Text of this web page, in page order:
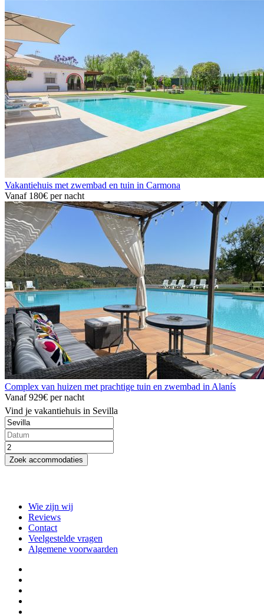
Vakantiehuis met zwembad en tuin in Carmona
Vanaf 180€ per nacht
Complex van huizen met prachtige tuin en zwembad in Alanís
Vanaf929€ per nacht
Vind je vakantiehuis in Sevilla
Zoek accommodaties
Wie zijn wij
Reviews
Contact
Veelgestelde vragen
Algemene voorwaarden